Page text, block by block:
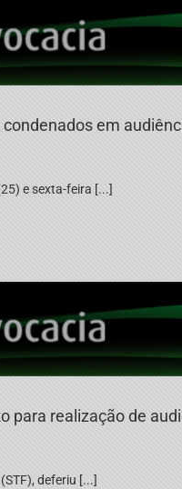
em
e sexta-feira [...]
para realização de
deferiu [...]